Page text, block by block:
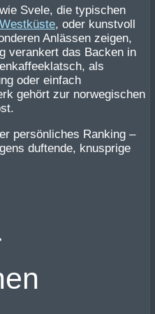
Svele, die typischen
Westküste, oder kunstvoll
Anlässen zeigen,
verankert das Backen in
als
oder einfach
gehört zur norwegischen
persönliches Ranking –
duftende, knusprige